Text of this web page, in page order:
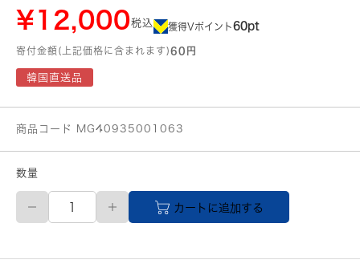
¥12,000税込 獲得Vポイント60pt
寄付金額(上記価格に含まれます)60円
韓国直送品
商品コード MG40935001063
数量
【メ
カ
直
カートに追加する